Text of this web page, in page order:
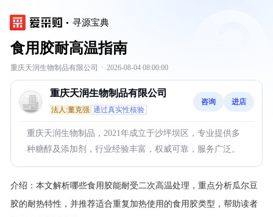
寻源宝典
食用胶耐高温指南
重庆天润生物制品有限公司 · 2026-08-04 08:00:00
重庆天润生物制品有限公司
法人:董克强 通过真实性核验
咨询 进店
重庆天润生物制品，2021年成立于沙坪坝区，专业提供多
种糖醇及添加剂，行业经验丰富，权威可靠，服务广泛。
介绍： 本文解析哪些食用胶能耐受二次高温处理，重点分析瓜尔豆
胶的耐热特性，并推荐适合重复加热使用的食用胶类型，帮助读者